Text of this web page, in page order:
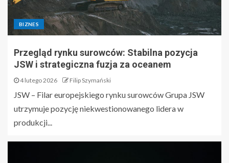
BIZNES
Przegląd rynku surowców: Stabilna pozycja
JSW i strategiczna fuzja za oceanem
4 lutego 2026 Filip Szymański
JSW – Filar europejskiego rynku surowców Grupa JSW
utrzymuje pozycję niekwestionowanego lidera w
produkcji...